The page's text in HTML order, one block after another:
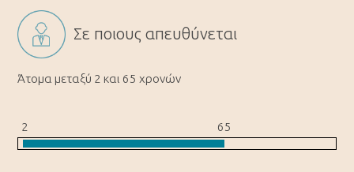
Σε ποιους απευθύνεται
Άτομα μεταξύ 2 και 65 χρoνών
2 65